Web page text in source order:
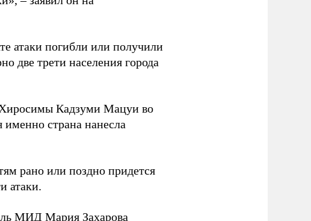
атаки погибли или получили
две трети населения города
Кадзуми Мацуи во
именно страна нанесла
рано или поздно придется
атаки.
МИД Мария Захарова